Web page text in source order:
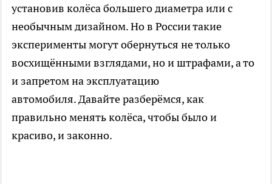
установив колёса большего диаметра или с
необычным дизайном. Но в России такие
эксперименты могут обернуться не только
восхищёнными взглядами, но и штрафами, а то
и запретом на эксплуатацию
автомобиля. Давайте разберёмся, как
правильно менять колёса, чтобы было и
красиво, и законно.